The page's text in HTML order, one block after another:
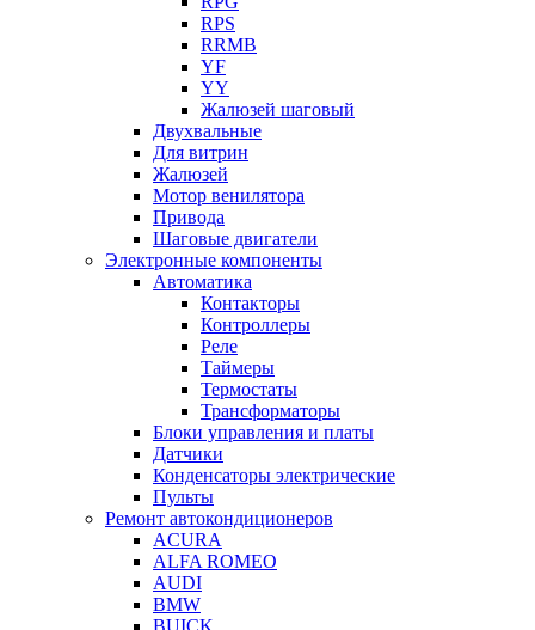
RPS
RRMB
YF
YY
Жалюзей шаговый
Двухвальные
Для витрин
Жалюзей
Мотор венилятора
Привода
Шаговые двигатели
Электронные компоненты
Автоматика
Контакторы
Контроллеры
Реле
Таймеры
Термостаты
Трансформаторы
Блоки управления и платы
Датчики
Конденсаторы электрические
Пульты
Ремонт автокондиционеров
ACURA
ALFA ROMEO
AUDI
BMW
BUICK